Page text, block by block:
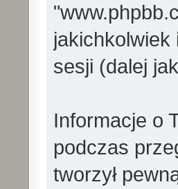
sesji (dalej
Informacje o
podczas
tworzył